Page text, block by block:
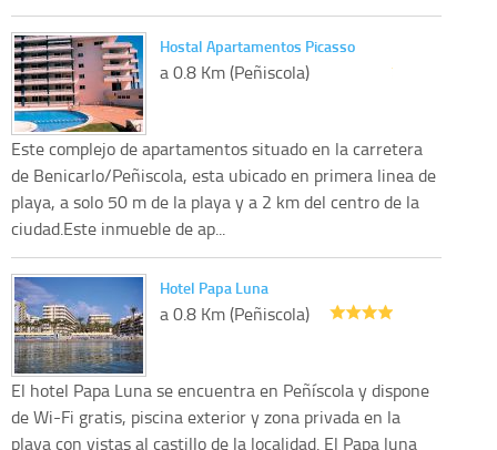
Hostal Apartamentos Picasso
a 0.8 Km (Peñiscola)
Este complejo de apartamentos situado en la carretera
de Benicarlo/Peñiscola, esta ubicado en primera linea de
playa, a solo 50 m de la playa y a 2 km del centro de la
ciudad.Este inmueble de ap...
Hotel Papa Luna
a 0.8 Km (Peñiscola)
El hotel Papa Luna se encuentra en Peñíscola y dispone
de Wi-Fi gratis, piscina exterior y zona privada en la
playa con vistas al castillo de la localidad. El Papa luna